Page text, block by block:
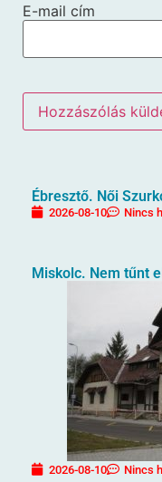
E-mail cím
Ébresztő. Női
2026-08-10 Nincs
Miskolc. Nem tűnt
2026-08-10 Nincs